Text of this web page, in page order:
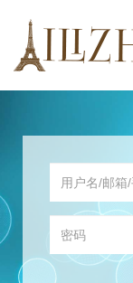
会员登录